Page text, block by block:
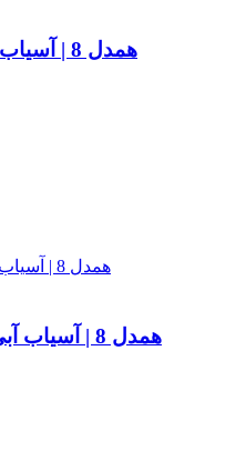
همدل 8 | آسیاب آبی | تعادل در زندگی | آنلاین
همدل 8 | آسیاب آبی | تعادل در زندگی | حضوری